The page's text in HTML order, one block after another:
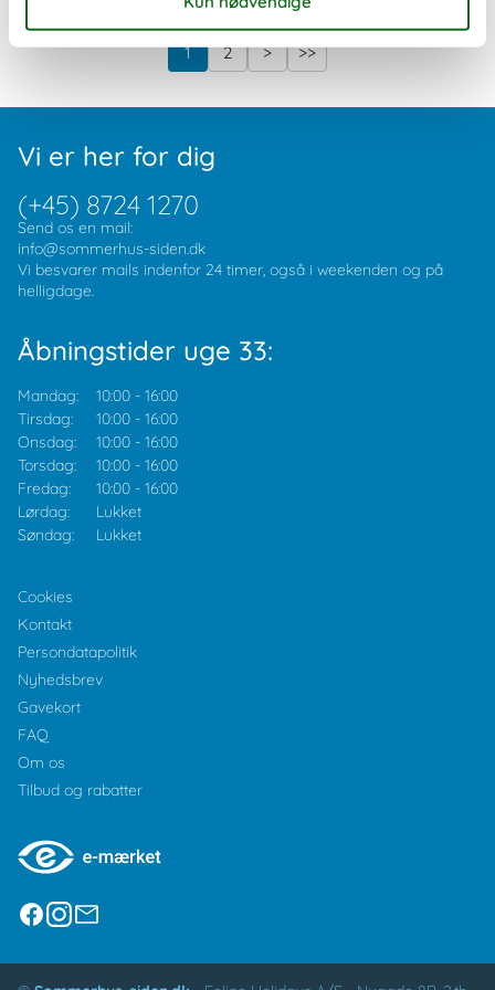
1 2 > >>
Vi er her for dig
(+45) 8724 1270
Send os en mail:
info@sommerhus-siden.dk
Vi besvarer mails indenfor 24 timer, også i weekenden og på
helligdage.
Åbningstider uge 33:
Mandag: 10:00 - 16:00
Tirsdag:
10:00 - 16:00
Onsdag:
10:00 - 16:00
Torsdag:
10:00 - 16:00
Fredag:
10:00 - 16:00
Lørdag:
Lukket
Søndag:
Lukket
Cookies
Kontakt
Persondatapolitik
Nyhedsbrev
Gavekort
FAQ
Om os
Tilbud og rabatter